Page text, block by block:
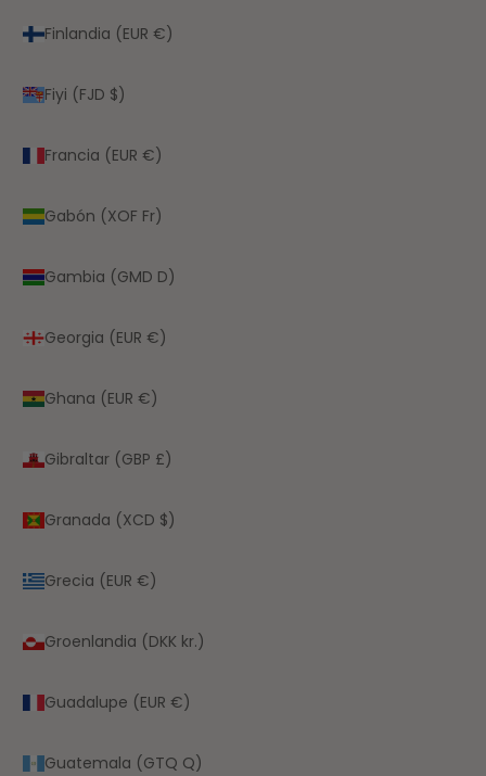
Finlandia (EUR €)
Fiyi (FJD $)
Francia (EUR €)
Gabón (XOF Fr)
Gambia (GMD D)
Georgia (EUR €)
Ghana (EUR €)
Gibraltar (GBP £)
Granada (XCD $)
Grecia (EUR €)
Groenlandia (DKK kr.)
Guadalupe (EUR €)
Guatemala (GTQ Q)